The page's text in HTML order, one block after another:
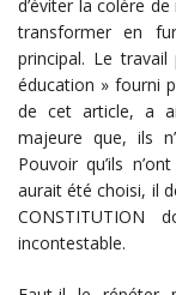
d’éviter la colère
transformer en
principal. Le
éducation » fourni
de cet article, a
majeure que, ils
Pouvoir qu’ils
aurait été choisi, il
incontestable.